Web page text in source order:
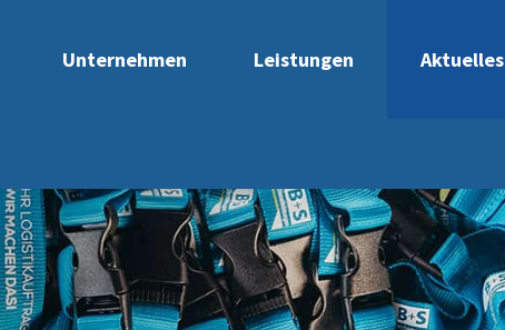
Unternehmen Leistungen Aktuelles